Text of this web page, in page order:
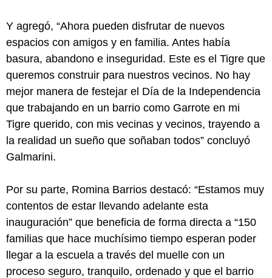
Y agregó, “Ahora pueden disfrutar de nuevos
espacios con amigos y en familia. Antes había
basura, abandono e inseguridad. Este es el Tigre que
queremos construir para nuestros vecinos. No hay
mejor manera de festejar el Día de la Independencia
que trabajando en un barrio como Garrote en mi
Tigre querido, con mis vecinas y vecinos, trayendo a
la realidad un sueño que soñaban todos” concluyó
Galmarini.
Por su parte, Romina Barrios destacó: “Estamos muy
contentos de estar llevando adelante esta
inauguración” que beneficia de forma directa a “150
familias que hace muchísimo tiempo esperan poder
llegar a la escuela a través del muelle con un
proceso seguro, tranquilo, ordenado y que el barrio